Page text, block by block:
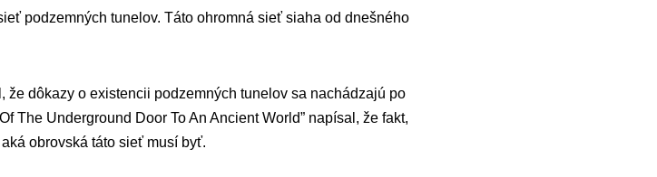
podzemných tunelov. Táto ohromná sieť siaha od dnešného
že dôkazy o existencii podzemných tunelov sa nachádzajú po
The Underground Door To An Ancient World” napísal, že fakt,
obrovská táto sieť musí byť.